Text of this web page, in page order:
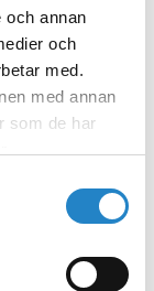
och annan
och
med.
med annan
som de har